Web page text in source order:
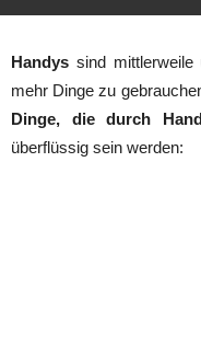
Handys sind
mehr Dinge zu
Dinge, die durch
überflüssig sein werden: